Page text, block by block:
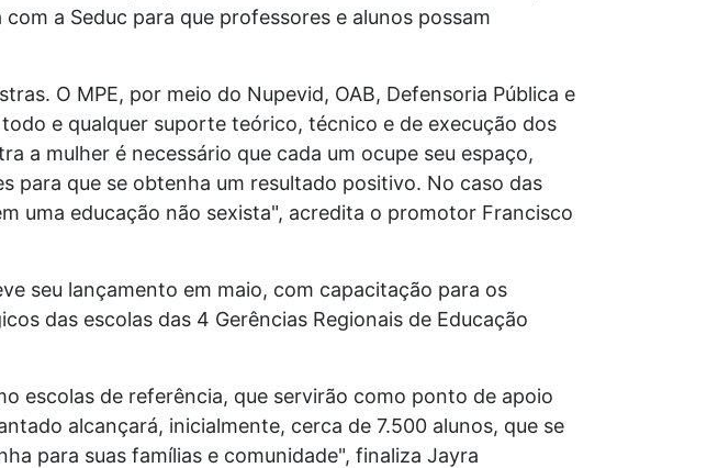
a Seduc para que professores e alunos possam
O MPE, por meio do Nupevid, OAB, Defensoria Pública e
e qualquer suporte teórico, técnico e de execução dos
a mulher é necessário que cada um ocupe seu espaço,
para que se obtenha um resultado positivo. No caso das
uma educação não sexista", acredita o promotor Francisco
seu lançamento em maio, com capacitação para os
das escolas das 4 Gerências Regionais de Educação
escolas de referência, que servirão como ponto de apoio
alcançará, inicialmente, cerca de 7.500 alunos, que se
para suas famílias e comunidade", finaliza Jayra